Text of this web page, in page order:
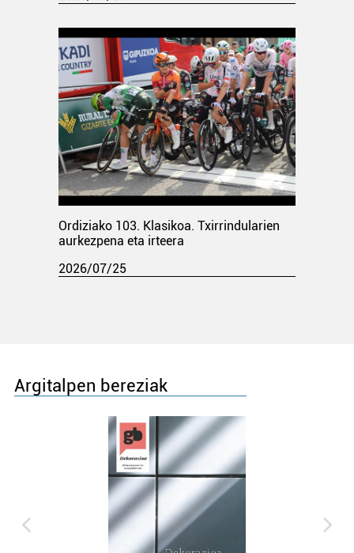
Ordiziako 103. Klasikoa. Txirrindularien
aurkezpena eta irteera
2026/07/25
Argitalpen bereziak